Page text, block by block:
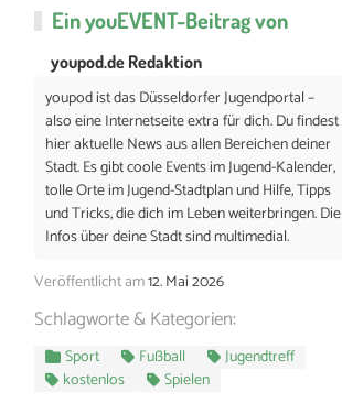
EinyouEVENT-Beitrag von
youpod.de Redaktion
youpod ist das Düsseldorfer Jugendportal –
also eine Internetseite extra für dich. Du findest
hier aktuelle News aus allen Bereichen deiner
Stadt. Es gibt coole Events im Jugend-Kalender,
tolle Orte im Jugend-Stadtplan und Hilfe, Tipps
und Tricks, die dich im Leben weiterbringen. Die
Infos über deine Stadt sind multimedial.
Veröffentlicht am12. Mai 2026
Schlagworte & Kategorien:
Sport Fußball
Jugendtreff
kostenlos
Spielen